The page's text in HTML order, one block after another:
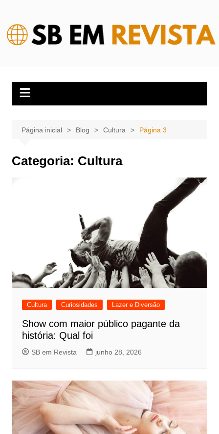
conteúdo
Página inicial Blog Cultura Página 3
Categoria: Cultura
Cultura Curiosidades Lazer e Diversão
Show com maior público pagante da
história: Qual foi
SB em Revista junho 28, 2026